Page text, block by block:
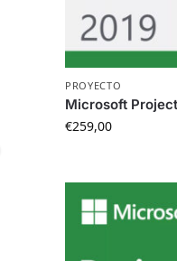
PROYECTO
Microsoft
€259,00